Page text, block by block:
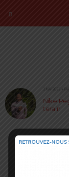
2 MAI 2023 •
Nike
terain
RETROUVEZ-NOUS